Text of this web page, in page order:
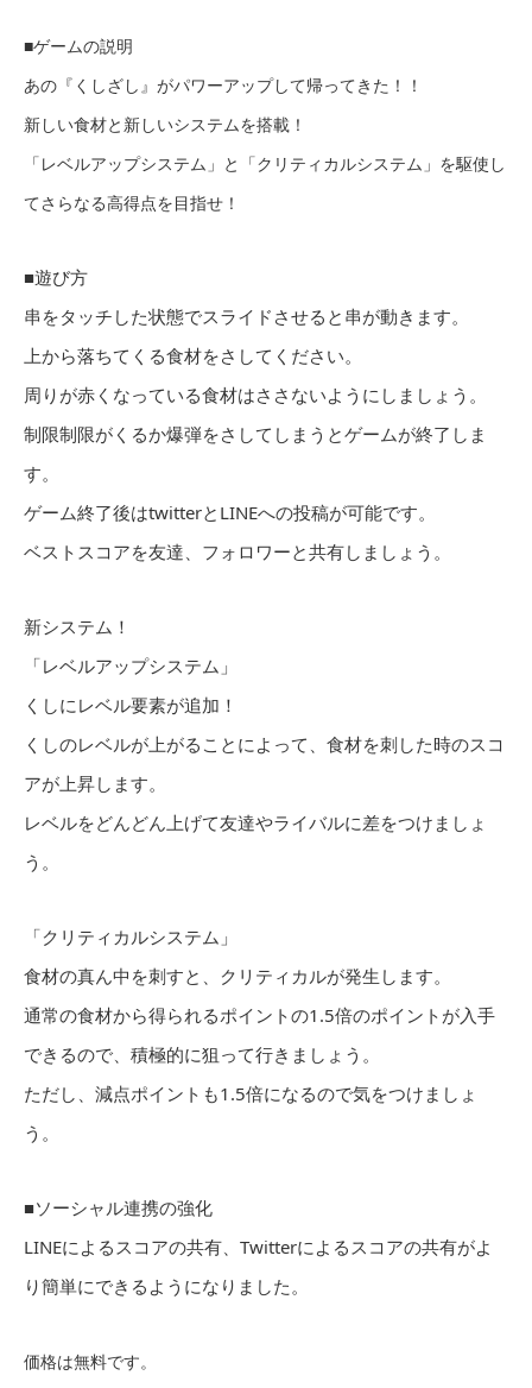
■ゲームの説明
あの『くしざし』がパワーアップして帰ってきた！！
新しい食材と新しいシステムを搭載！
「レベルアップシステム」と「クリティカルシステム」を駆使し
てさらなる高得点を目指せ！
■遊び方
串をタッチした状態でスライドさせると串が動きます。
上から落ちてくる食材をさしてください。
周りが赤くなっている食材はささないようにしましょう。
制限制限がくるか爆弾をさしてしまうとゲームが終了しま
す。
ゲーム終了後はtwitterとLINEへの投稿が可能です。
ベストスコアを友達、フォロワーと共有しましょう。
新システム！
「レベルアップシステム」
くしにレベル要素が追加！
くしのレベルが上がることによって、食材を刺した時のスコ
アが上昇します。
レベルをどんどん上げて友達やライバルに差をつけましょ
う。
「クリティカルシステム」
食材の真ん中を刺すと、クリティカルが発生します。
通常の食材から得られるポイントの1.5倍のポイントが入手
できるので、積極的に狙って行きましょう。
ただし、減点ポイントも1.5倍になるので気をつけましょ
う。
■ソーシャル連携の強化
LINEによるスコアの共有、Twitterによるスコアの共有がよ
り簡単にできるようになりました。
価格は無料です。